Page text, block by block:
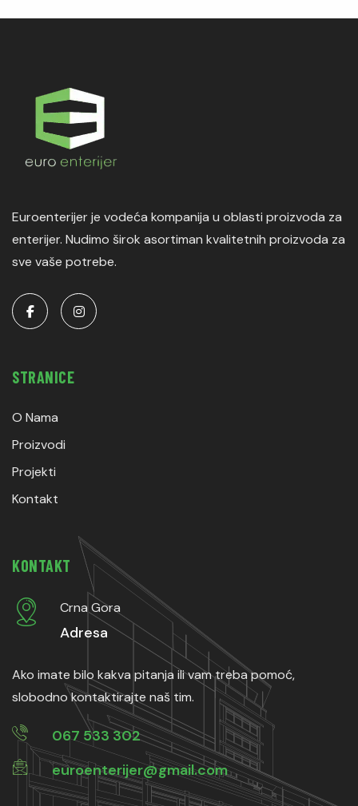
Euroenterijer je vodeća kompanija u oblasti proizvoda za
enterijer. Nudimo širok asortiman kvalitetnih proizvoda za
sve vaše potrebe.
STRANICE
O Nama
Proizvodi
Projekti
Kontakt
KONTAKT
Crna Gora
Adresa
Ako imate bilo kakva pitanja ili vam treba pomoć,
slobodno kontaktirajte naš tim.
067 533 302
euroenterijer@gmail.com